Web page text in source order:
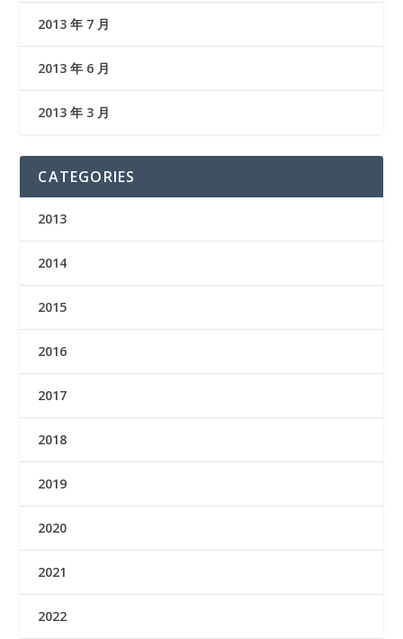
2013 年 7 月
2013 年 6 月
2013 年 3 月
CATEGORIES
2013
2014
2015
2016
2017
2018
2019
2020
2021
2022